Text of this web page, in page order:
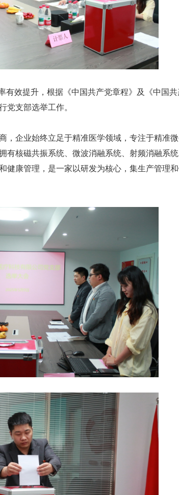
效提升，根据《中国共产党章程》及《中国
党支部选举工作。
企业始终立足于精准医学领域，专注于精准
核磁共振系统、微波消融系统、射频消融系
康管理，是一家以研发为核心，集生产管理